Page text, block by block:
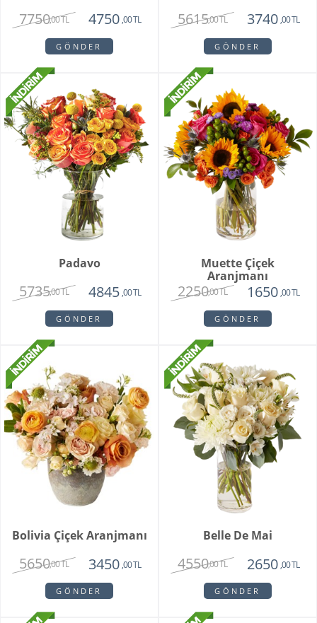
7750,00 TL 4750,00 TL
GÖNDER
5615,00 TL 3740,00 TL
GÖNDER
Padavo
5735,00 TL 4845 ,00 TL
GÖNDER
Muette Çiçek
Aranjmanı
2250,00 TL 1650 ,00 TL
GÖNDER
Bolivia Çiçek Aranjmanı
5650,00 TL 3450 ,00 TL
GÖNDER
Belle De Mai
4550,00 TL 2650 ,00 TL
GÖNDER